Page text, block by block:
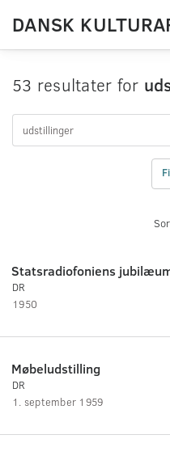
DANSK
53 resultater for
DR
1950
Møbeludstilling
DR
1. september 1959